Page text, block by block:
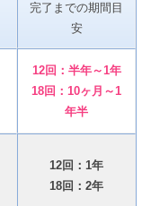
完了までの期間目
安
12回：半年～1年
18回：10ヶ月～1
年半
12回：1年
18回：2年